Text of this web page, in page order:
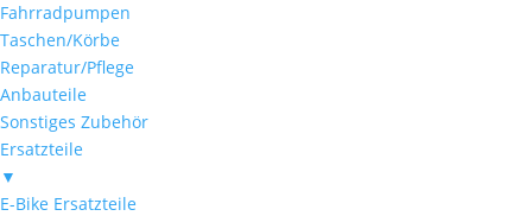
Fahrradpumpen
Taschen/Körbe
Reparatur/Pflege
Anbauteile
Sonstiges Zubehör
Ersatzteile
▼
E-Bike Ersatzteile